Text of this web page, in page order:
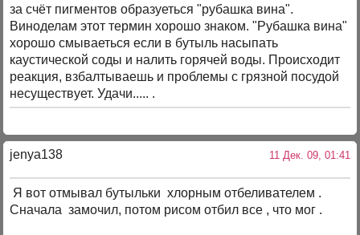
за счёт пигментов образуеться "рубашка вина".
Виноделам этот термин хорошо знаком. "Рубашка вина"
хорошо смываеться если в бутыль насыпать
каустической соды и налить горячей воды. Происходит
реакция, взбалтываешь и проблемы с грязной посудой
несуществует. Удачи..... .
jenya138 11 Дек. 09, 01:41
Я вот отмывал бутыльки хлорным отбеливателем .
Сначала замочил, потом рисом отбил все , что мог .